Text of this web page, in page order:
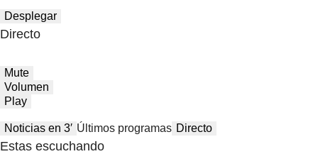
Desplegar
Directo
Mute
Volumen
Play
Noticias en 3′ Últimos programas Directo
Estas escuchando